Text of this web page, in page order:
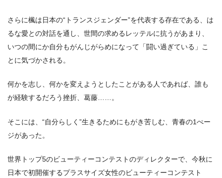
さらに楓は日本の“トランスジェンダー”を代表する存在である、は
るな愛との対話を通し、世間の求めるレッテルに抗うがあまり、
いつの間にか自分もがんじがらめになって「闘い過ぎている」こ
とに気づかされる。
何かを志し、何かを変えようとしたことがある人であれば、誰も
が経験するだろう挫折、葛藤……。
そこには、“自分らしく”生きるためにもがき苦しむ、青春の1ぺー
ジがあった。
世界トップ5のビューティーコンテストのディレクターで、今秋に
日本で初開催するプラスサイズ女性のビューティーコンテスト